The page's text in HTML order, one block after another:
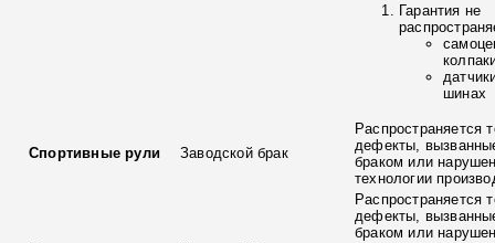
Гарантия не
шинах
Спортивные рули Заводской брак
Распространяется
дефекты,
браком или
технологии
Распространяется
дефекты,
браком или